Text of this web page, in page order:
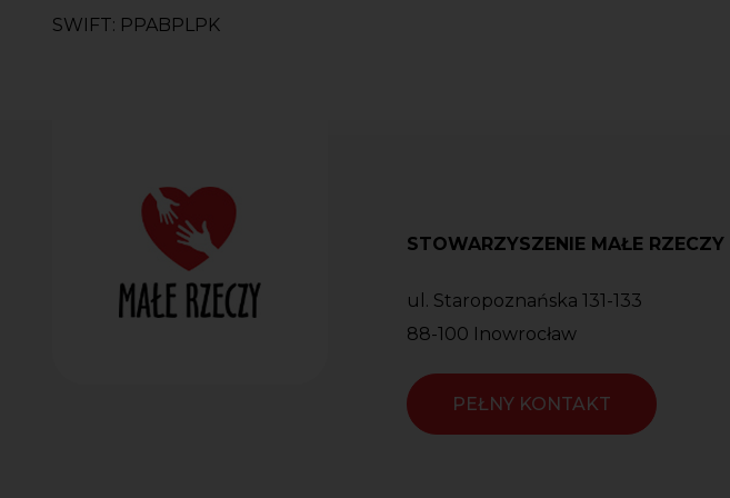
SWIFT: PPABPLPK
STOWARZYSZENIE MAŁE RZECZY
ul. Staropoznańska 131-133
88-100 Inowrocław
PEŁNY KONTAKT